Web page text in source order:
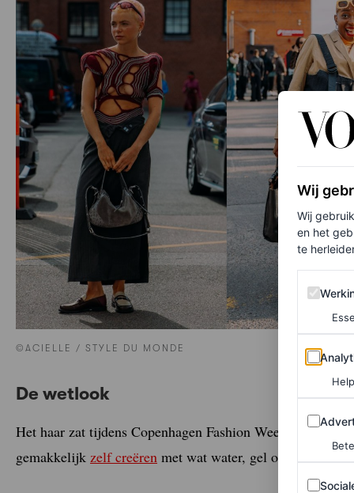
©ACIELLE / STYLE DU MONDE
De wetlook
Het haar zat tijdens Copenhagen Fashion Week vaak
gemakkelijk zelf creëren met wat water, gel of haarlak.
Wij
Wij
en het
te
Werking
Analytics
Sociale